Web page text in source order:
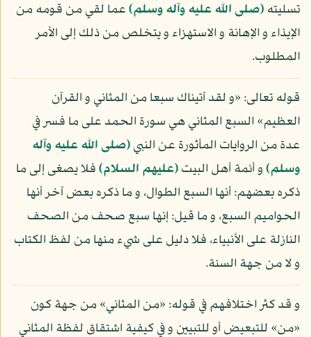
تسليته(صلى الله عليه وآله وسلم)عما لقي من قومه من
الإيذاء و الإهانة و الاستهزاء و يتخلص من ذلك إلى الأمر
المطلوب.
قوله تعالى: «و لقد آتيناك سبعا من المثاني و القرآن
العظيم» السبع المثاني هي سورة الحمد على ما فسر في
عدة من الروايات المأثورة عن النبي(صلى الله عليه وآله
وسلم)و أئمة أهل البيت(عليهم السلام)فلا يصغى إلى ما
ذكره بعضهم: أنها السبع الطوال، و ما ذكره بعض آخر أنها
الحواميم السبع، و ما قيل: إنها سبع صحف من الصحف
النازلة على الأنبياء، فلا دليل على شيء منها من لفظ الكتاب
و لا من جهة السنة.
و قد كثر اختلافهم في قوله: «من المثاني» من جهة كون
«من» للتبعيض أو للتبيين و في كيفية اشتقاق لفظة المثاني